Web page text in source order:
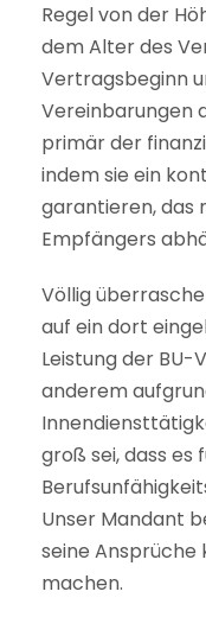
Regel von der
dem Alter des
Vertragsbeginn
Vereinbarungen
primär der
indem sie ein
garantieren, das
Empfängers
Völlig
auf ein dort
Leistung der BU-
anderem
groß sei, dass es
Unser Mandant
seine Ansprüche
machen.